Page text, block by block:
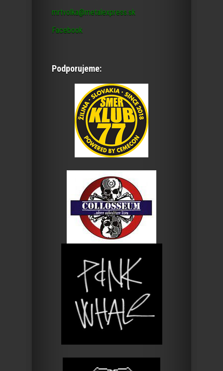
mrtvolka@metalexpress.sk
Facebook
Podporujeme: